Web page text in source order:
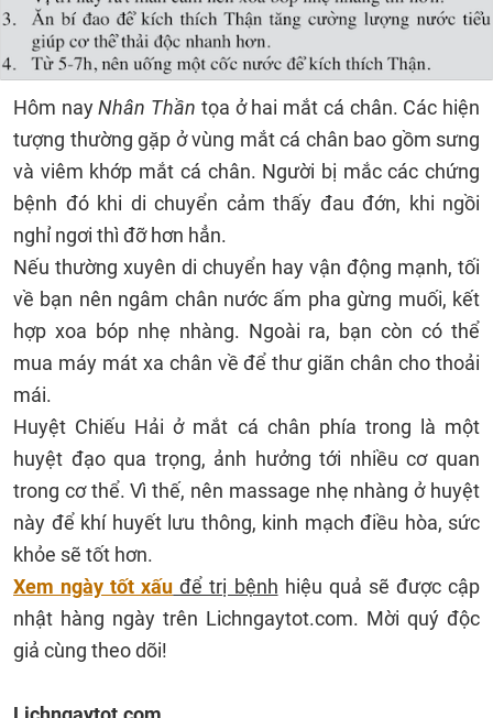
Hôm nayNhân Thần tọa ở hai mắt cá chân. Các hiện
tượng thường gặp ở vùng mắt cá chân bao gồm sưng
và viêm khớp mắt cá chân. Người bị mắc các chứng
bệnh đó khi di chuyển cảm thấy đau đớn, khi ngồi
nghỉ ngơi thì đỡ hơn hẳn.
Nếu thường xuyên di chuyển hay vận động mạnh, tối
về bạn nên ngâm chân nước ấm pha gừng muối, kết
hợp xoa bóp nhẹ nhàng. Ngoài ra, bạn còn có thể
mua máy mát xa chân về để thư giãn chân cho thoải
mái.
Huyệt Chiếu Hải ở mắt cá chân phía trong là một
huyệt đạo qua trọng, ảnh hưởng tới nhiều cơ quan
trong cơ thể. Vì thế, nên massage nhẹ nhàng ở huyệt
này để khí huyết lưu thông, kinh mạch điều hòa, sức
khỏe sẽ tốt hơn.
Xem ngày tốt xấu để trị bệnh hiệu quả sẽ được cập
nhật hàng ngày trên Lichngaytot.com. Mời quý độc
giả cùng theo dõi!